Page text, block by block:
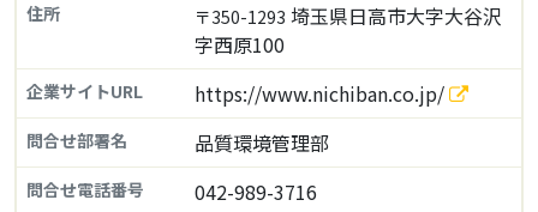
住所 〒350-1293 埼玉県日高市大字大谷沢
字西原100
企業サイトURL https://www.nichiban.co.jp/
問合せ部署名 品質環境管理部
問合せ電話番号 042-989-3716